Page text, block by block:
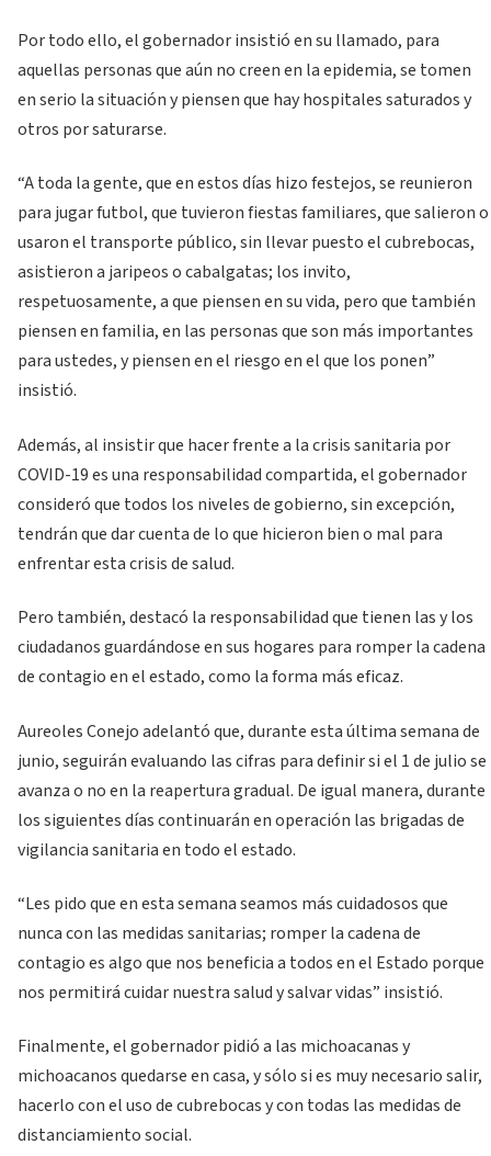
Por todo ello, el gobernador insistió en su llamado, para
aquellas personas que aún no creen en la epidemia, se tomen
en serio la situación y piensen que hay hospitales saturados y
otros por saturarse.
“A toda la gente, que en estos días hizo festejos, se reunieron
para jugar futbol, que tuvieron fiestas familiares, que salieron o
usaron el transporte público, sin llevar puesto el cubrebocas,
asistieron a jaripeos o cabalgatas; los invito,
respetuosamente, a que piensen en su vida, pero que también
piensen en familia, en las personas que son más importantes
para ustedes, y piensen en el riesgo en el que los ponen”
insistió.
Además, al insistir que hacer frente a la crisis sanitaria por
COVID-19 es una responsabilidad compartida, el gobernador
consideró que todos los niveles de gobierno, sin excepción,
tendrán que dar cuenta de lo que hicieron bien o mal para
enfrentar esta crisis de salud.
Pero también, destacó la responsabilidad que tienen las y los
ciudadanos guardándose en sus hogares para romper la cadena
de contagio en el estado, como la forma más eficaz.
Aureoles Conejo adelantó que, durante esta última semana de
junio, seguirán evaluando las cifras para definir si el 1 de julio se
avanza o no en la reapertura gradual. De igual manera, durante
los siguientes días continuarán en operación las brigadas de
vigilancia sanitaria en todo el estado.
“Les pido que en esta semana seamos más cuidadosos que
nunca con las medidas sanitarias; romper la cadena de
contagio es algo que nos beneficia a todos en el Estado porque
nos permitirá cuidar nuestra salud y salvar vidas” insistió.
Finalmente, el gobernador pidió a las michoacanas y
michoacanos quedarse en casa, y sólo si es muy necesario salir,
hacerlo con el uso de cubrebocas y con todas las medidas de
distanciamiento social.